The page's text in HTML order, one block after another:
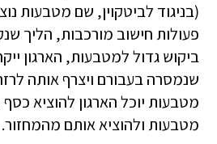
(בניגוד לביטקוין, שם מטבעות
פעולות חישוב מורכבות, הליך
ביקוש גדול למטבעות, הארגון
שנמסרה בעבורם ויצרף אותה
מטבעות יוכל הארגון להוציא
מטבעות ולהוציא אותם מהמחזור.